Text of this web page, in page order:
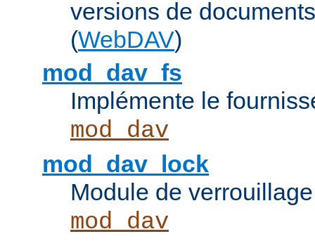
versions de
(WebDAV)
mod_dav_fs
Implémente le
mod_dav
mod_dav_lock
Module de
mod_dav